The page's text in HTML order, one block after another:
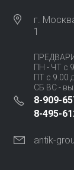
г.
1
ПН - ЧТ с
ПТ с 9.00
СБ ВС -
8-909-
8-495-
antik-